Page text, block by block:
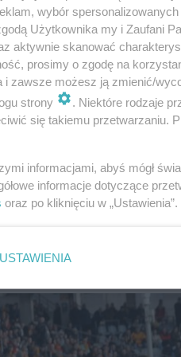
rundzie wiosennej
wrażenie w pierwszej
gospodarzami. Z
- były golkiper
napędzała ataki
lepszej gry. W 36.
rożnym, goście objęli
wyrównującą.
wybór
Użytkownika my i Zaufani
aktywnie skanować
prosimy o zgodę na
i zawsze możesz ją zmienić/
strony
. Niektóre rodzaje
się takiemu przetwarzaniu.
informacjami, abyś mógł
informacje dotyczące
oraz po kliknięciu w „Ustawienia”.
USTAWIENIA